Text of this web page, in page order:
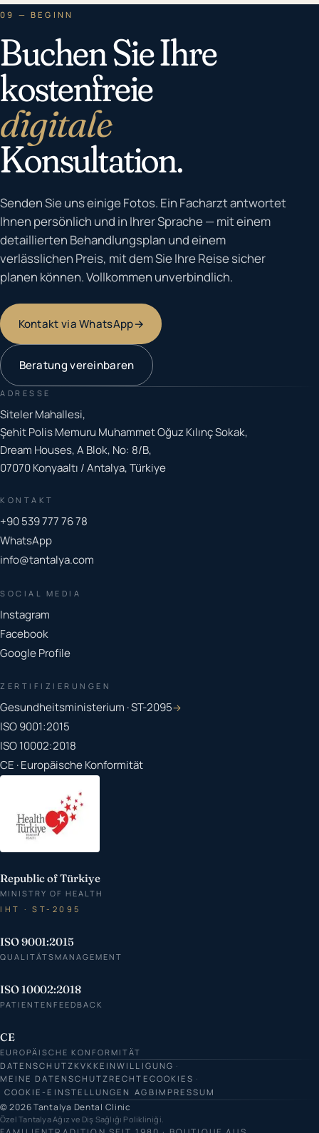
09 — BEGINN
Buchen Sie Ihre
kostenfreie
digitale
Konsultation.
Senden Sie uns einige Fotos. Ein Facharzt antwortet
Ihnen persönlich und in Ihrer Sprache — mit einem
detaillierten Behandlungsplan und einem
verlässlichen Preis, mit dem Sie Ihre Reise sicher
planen können. Vollkommen unverbindlich.
Kontakt via WhatsApp→
Beratung vereinbaren
ADRESSE
Siteler Mahallesi,
Şehit Polis Memuru Muhammet Oğuz Kılınç Sokak,
Dream Houses, A Blok, No: 8/B,
07070 Konyaaltı / Antalya, Türkiye
KONTAKT
+90 539 777 76 78
WhatsApp
info@tantalya.com
SOCIAL MEDIA
Instagram
Facebook
Google Profile
ZERTIFIZIERUNGEN
Gesundheitsministerium · ST-2095→
ISO 9001:2015
ISO 10002:2018
CE · Europäische Konformität
Republic of Türkiye
MINISTRY OF HEALTH
IHT · ST-2095
ISO 9001:2015
QUALITÄTSMANAGEMENT
ISO 10002:2018
PATIENTENFEEDBACK
CE
EUROPÄISCHE KONFORMITÄT
DATENSCHUTZ KVKKEINWILLIGUNG
MEINE DATENSCHUTZRECHTE COOKIES
COOKIE-EINSTELLUNGEN
AGB IMPRESSUM
© 2026 Tantalya Dental Clinic
Özel Tantalya Ağız ve Diş Sağlığı Polikliniği.